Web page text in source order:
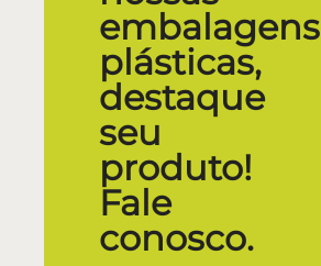
embalagens
plásticas,
destaque
seu
produto!
Fale
conosco.